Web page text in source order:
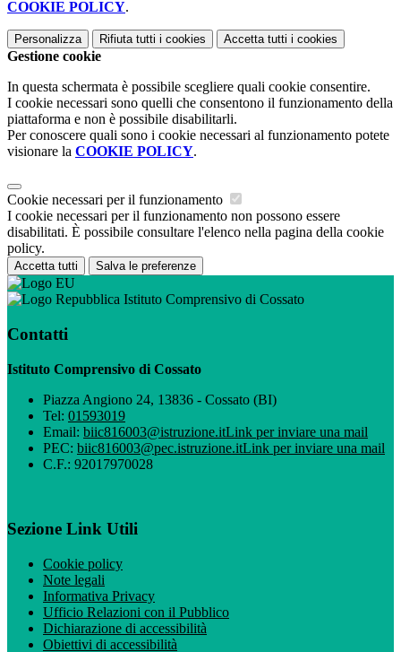
COOKIE POLICY.
Personalizza Rifiuta tutti i cookies Accetta tutti i cookies
Gestione cookie
In questa schermata è possibile scegliere quali cookie consentire.
I cookie necessari sono quelli che consentono il funzionamento della
piattaforma e non è possibile disabilitarli.
Per conoscere quali sono i cookie necessari al funzionamento potete
visionare la COOKIE POLICY.
Cookie necessari per il funzionamento
I cookie necessari per il funzionamento non possono essere
disabilitati. È possibile consultare l'elenco nella pagina della cookie
policy.
Accetta tutti Salva le preferenze
Istituto Comprensivo di Cossato
Contatti
Istituto Comprensivo di Cossato
Piazza Angiono 24, 13836 - Cossato (BI)
Tel: 01593019
Email: biic816003@istruzione.itLink per inviare una mail
PEC: biic816003@pec.istruzione.itLink per inviare una mail
C.F.: 92017970028
Sezione Link Utili
Cookie policy
Note legali
Informativa Privacy
Ufficio Relazioni con il Pubblico
Dichiarazione di accessibilità
Obiettivi di accessibilità